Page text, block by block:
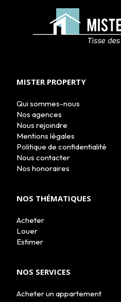
ACHETER
MISTER PROPERTY
Qui sommes-nous
Nos agences
Nous rejoindre
Mentions légales
Politique de confidentialité
Nous contacter
Nos honoraires
NOS THÉMATIQUES
Acheter
Louer
Estimer
NOS SERVICES
Acheter un appartement